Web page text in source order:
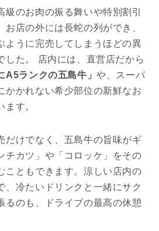
級のお肉の振る舞いや特別割引
お店の外には長蛇の列ができ、
ように完売してしまうほどの異
した。 店内には、直営店だから
A5ランクの五島牛」や、スーパ
かかれない希少部位の新鮮なお
ます。
だけでなく、五島牛の旨味がギ
チカツ」や「コロッケ」をその
こともできます。涼しい店内の
、冷たいドリンクと一緒にサク
るのも、ドライブの最高の休憩